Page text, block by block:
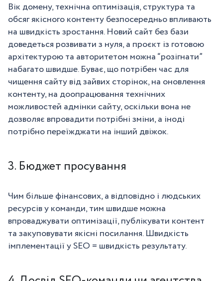
Вік домену, технічна оптимізація, структура та
обсяг якісного контенту безпосередньо впливають
на швидкість зростання. Новий сайт без бази
доведеться розвивати з нуля, а проєкт із готовою
архітектурою та авторитетом можна “розігнати”
набагато швидше. Буває, що потрібен час для
чищення сайту від зайвих сторінок, на оновлення
контенту, на доопрацювання технічних
можливостей адмінки сайту, оскільки вона не
дозволяє впровадити потрібні зміни, а іноді
потрібно переїжджати на інший двіжок.
3. Бюджет просування
Чим більше фінансових, а відповідно і людських
ресурсів у команди, тим швидше можна
впроваджувати оптимізації, публікувати контент
та закуповувати якісні посилання. Швидкість
імплементації у SEO = швидкість результату.